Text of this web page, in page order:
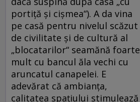
portiţă şi cişmea“). A da vina
pe casă pentru nivelul scăzut
de civilitate şi de cultură al
„blocatarilor“ seamănă foarte
mult cu bancul ăla vechi cu
aruncatul canapelei. E
adevărat că ambianţa,
calitatea spaţiului stimulează